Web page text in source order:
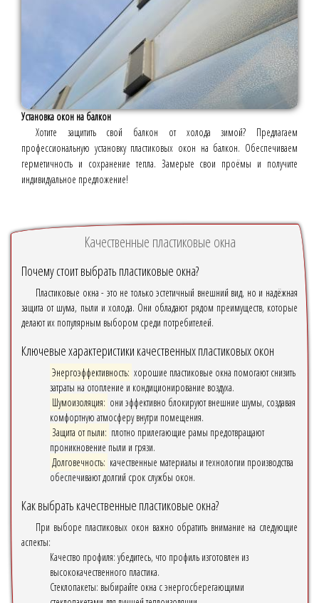
Установка окон на балкон
Хотите защитить свой балкон от холода зимой? Предлагаем
профессиональную установку пластиковых окон на балкон. Обеспечиваем
герметичность и сохранение тепла. Замерьте свои проёмы и получите
индивидуальное предложение!
Качественные пластиковые окна
Почему стоит выбрать пластиковые окна?
Пластиковые окна - это не только эстетичный внешний вид, но и надёжная
защита от шума, пыли и холода. Они обладают рядом преимуществ, которые
делают их популярным выбором среди потребителей.
Ключевые характеристики качественных пластиковых окон
Энергоэффективность: хорошие пластиковые окна помогают снизить
затраты на отопление и кондиционирование воздуха.
Шумоизоляция: они эффективно блокируют внешние шумы, создавая
комфортную атмосферу внутри помещения.
Защита от пыли: плотно прилегающие рамы предотвращают
проникновение пыли и грязи.
Долговечность: качественные материалы и технологии производства
обеспечивают долгий срок службы окон.
Как выбрать качественные пластиковые окна?
При выборе пластиковых окон важно обратить внимание на следующие
аспекты:
Качество профиля: убедитесь, что профиль изготовлен из
высококачественного пластика.
Стеклопакеты: выбирайте окна с энергосберегающими